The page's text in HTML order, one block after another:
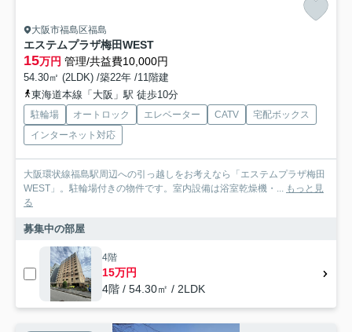
大阪市福島区福島
エステムプラザ梅田WEST
15万円 管理/共益費10,000円
54.30㎡ (2LDK) /築22年 /11階建
東海道本線「大阪」駅 徒歩10分
駐輪場 オートロック エレベーター CATV
宅配ボックス
インターネット対応
大阪環状線福島駅周辺への引っ越しをお考えなら「エステムプラザ梅田
WEST」。駐輪場付きの物件です。室内設備は浴室乾燥機・... もっと見
る
募集中の部屋
4階
15万円
4階 / 54.30㎡ / 2LDK